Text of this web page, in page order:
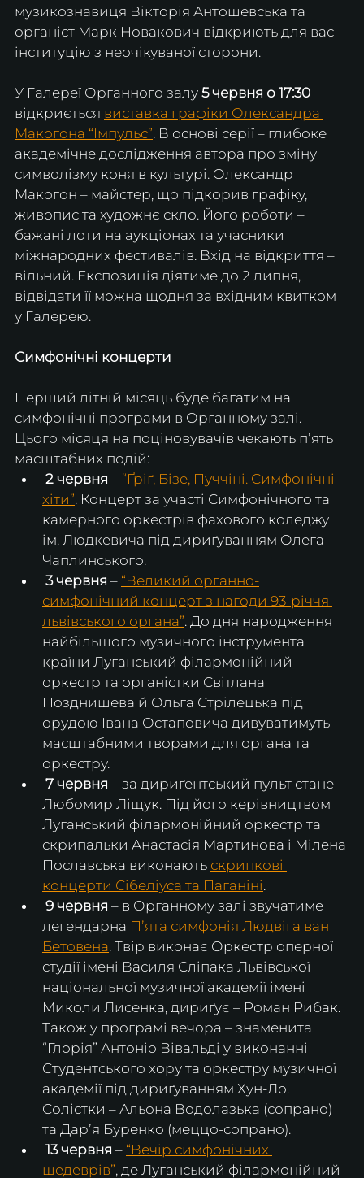
музикознавиця Вікторія Антошевська та
органіст Марк Новакович відкриють для вас
інституцію з неочікуваної сторони.
У Галереї Органного залу 5 червня о 17:30
відкриється виставка графіки Олександра
Макогона “Імпульс”. В основі серії – глибоке
академічне дослідження автора про зміну
символізму коня в культурі. Олександр
Макогон – майстер, що підкорив графіку,
живопис та художнє скло. Його роботи –
бажані лоти на аукціонах та учасники
міжнародних фестивалів. Вхід на відкриття –
вільний. Експозиція діятиме до 2 липня,
відвідати її можна щодня за вхідним квитком
у Галерею.
Симфонічні концерти
Перший літній місяць буде багатим на
симфонічні програми в Органному залі.
Цього місяця на поціновувачів чекають пʼять
масштабних подій:
2 червня – “Ґріґ, Бізе, Пуччіні. Симфонічні
хіти”. Концерт за участі Симфонічного та
камерного оркестрів фахового коледжу
ім. Людкевича під дириґуванням Олега
Чаплинського.
3 червня – “Великий органно-
симфонічний концерт з нагоди 93-річчя
львівського органа”. До дня народження
найбільшого музичного інструмента
країни Луганський філармонійний
оркестр та органістки Світлана
Позднишева й Ольга Стрілецька під
орудою Івана Остаповича дивуватимуть
масштабними творами для органа та
оркестру.
7 червня – за дириґентський пульт стане
Любомир Ліщук. Під його керівництвом
Луганський філармонійний оркестр та
скрипальки Анастасія Мартинова і Мілена
Пославська виконають скрипкові
концерти Сібеліуса та Паганіні.
9 червня – в Органному залі звучатиме
легендарна Пʼята симфонія Людвіга ван
Бетовена. Твір виконає Оркестр оперної
студії імені Василя Сліпака Львівської
національної музичної академії імені
Миколи Лисенка, дириґує – Роман Рибак.
Також у програмі вечора – знаменита
“Глорія” Антоніо Вівальді у виконанні
Студентського хору та оркестру музичної
академії під дириґуванням Хун-Ло.
Солістки – Альона Водолазька (сопрано)
та Дарʼя Буренко (меццо-сопрано).
13 червня – “Вечір симфонічних
шедеврів”, де Луганський філармонійний